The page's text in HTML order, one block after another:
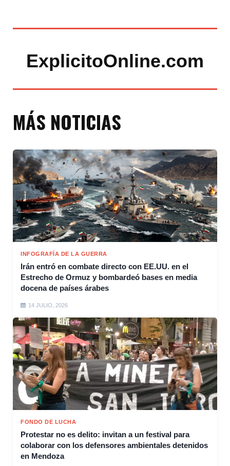
ExplicitoOnline.com
MÁS NOTICIAS
INFOGRAFÍA DE LA GUERRA
Irán entró en combate directo con EE.UU. en el
Estrecho de Ormuz y bombardeó bases en media
docena de países árabes
14 JULIO, 2026
FONDO DE LUCHA
Protestar no es delito: invitan a un festival para
colaborar con los defensores ambientales detenidos
en Mendoza